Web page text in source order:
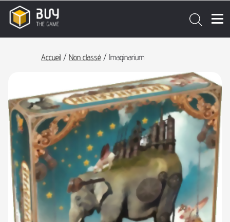
Accueil / Non classé / Imaginarium